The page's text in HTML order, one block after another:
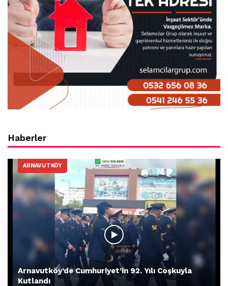
Haberler
ARNAVUTKÖY
Arnavutköy’de Cumhuriyet’in 92. Yılı Coşkuyla
Kutlandı